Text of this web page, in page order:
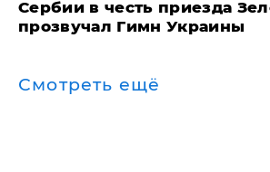
Сербии в честь приезда
прозвучал Гимн Украины
Смотреть ещё